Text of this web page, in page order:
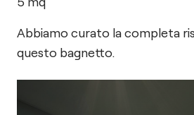
Abbiamo curato la completa
questo bagnetto.